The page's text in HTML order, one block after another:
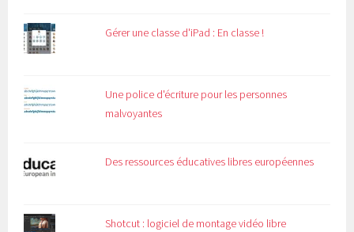
Gérer une classe d'iPad : En classe !
Une police d'écriture pour les personnes
malvoyantes
Des ressources éducatives libres européennes
Shotcut : logiciel de montage vidéo libre